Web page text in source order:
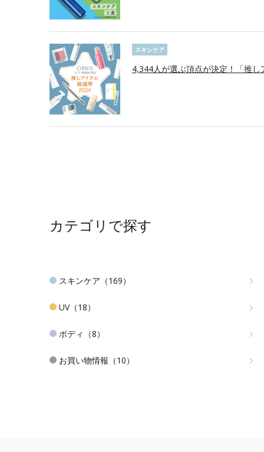
スキンケア
4,344人が選ぶ頂点が決定！「推
カテゴリで探す
スキンケア（169）
UV（18）
ボディ（8）
お買い物情報（10）